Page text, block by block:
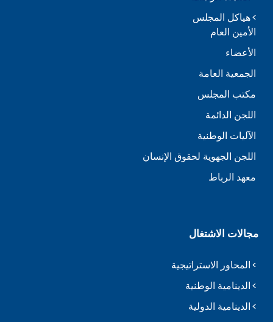
هياكل المجلس
الأمين العام
الأعضاء
الجمعية العامة
مكتب المجلس
اللجن الدائمة
الآليات الوطنية
اللجن الجهوية لحقوق الإنسان
معهد الرباط
مجالات الاشتغال
المحاور الاستراتيجية
الدينامية الوطنية
الدينامية الدولية